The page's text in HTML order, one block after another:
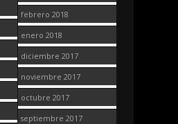
febrero 2018
enero 2018
diciembre 2017
noviembre 2017
octubre 2017
septiembre 2017